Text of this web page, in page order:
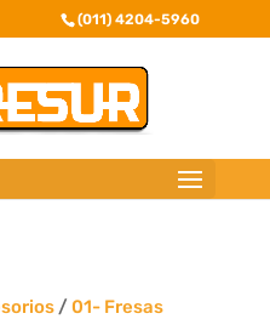
(011) 4204-5960
/ 01- Fresas